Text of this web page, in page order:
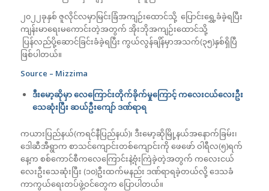
၂၀၂၂ခုနှစ် ဇူလိုင်လမှာမြင်းခြံအကျဉ်းထောင်သို့ ပြောင်းရွှေ့ခံခဲ့ရပြီး
ကျန်းမာရေးမကောင်းတဲ့အတွက် အိုးဘိုအကျဉ်းထောင်သို့
ပြန်လည်ပို့ဆောင်ခြင်းခံခဲ့ရပြီး ကွယ်လွန်ချိန်မှာအသက်(၃၅)နှစ်ရှိပြီ
ဖြစ်ပါတယ်။
Source – Mizzima
ဒီးမော့ဆိုမှာ လေကြောင်းတိုက်ခိုက်မှုကြောင့် ကလေးငယ်လေးဦး
သေဆုံးပြီး ဆယ်ဦးကျော် ဒဏ်ရာရ
ကယားပြည်နယ်(ကရင်နီပြည်နယ်)၊ ဒီးမော့ဆိုမြို့နယ်အနောက်ခြမ်း၊
ဒေါဆီအီရွာက စာသင်ကျောင်းတစ်ကျောင်းကို ဖေဖော် ဝါရီလ(၅)ရက်
နေ့က စစ်ကောင်စီကလေကြောင်းနဲ့ဗုံးကြဲခဲ့တဲ့အတွက် ကလေးငယ်
လေးဦးသေဆုံးပြီး (၁၀)ဦးထက်မနည်း ဒဏ်ရာရခဲ့တယ်လို့ ဒေသခံ
ကာကွယ်ရေးတပ်ဖွဲ့ဝင်တွေက ပြောပါတယ်။